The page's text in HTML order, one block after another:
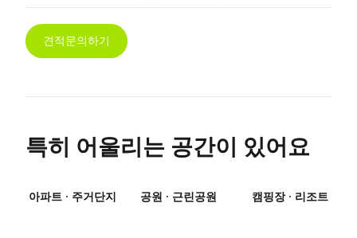
견적문의하기
특히 어울리는 공간이 있어요
아파트 · 주거단지 공원 · 근린공원 캠핑장 · 리조트